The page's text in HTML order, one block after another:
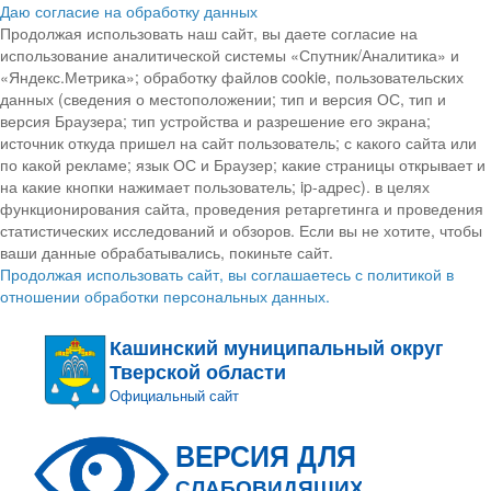
Даю согласие на обработку данных
Продолжая использовать наш сайт, вы даете согласие на
использование аналитической системы «Спутник/Аналитика» и
«Яндекс.Метрика»; обработку файлов cookie, пользовательских
данных (сведения о местоположении; тип и версия ОС, тип и
версия Браузера; тип устройства и разрешение его экрана;
источник откуда пришел на сайт пользователь; с какого сайта или
по какой рекламе; язык ОС и Браузер; какие страницы открывает и
на какие кнопки нажимает пользователь; ip-адрес). в целях
функционирования сайта, проведения ретаргетинга и проведения
статистических исследований и обзоров. Если вы не хотите, чтобы
ваши данные обрабатывались, покиньте сайт.
Продолжая использовать сайт, вы соглашаетесь с политикой в
отношении обработки персональных данных.